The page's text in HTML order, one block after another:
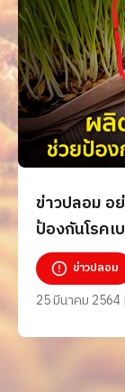
ข่าวปลอม อ
ป้องกันโรคเ
ข่าวปลอม
25 มีนาคม 2564